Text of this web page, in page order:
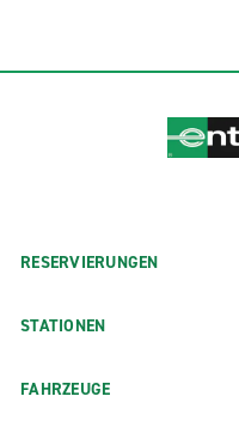
RESERVIERUNGEN
STATIONEN
FAHRZEUGE